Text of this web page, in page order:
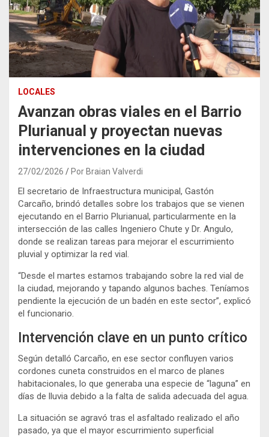
LOCALES
Avanzan obras viales en el Barrio
Plurianual y proyectan nuevas
intervenciones en la ciudad
27/02/2026 Por Braian Valverdi
El secretario de Infraestructura municipal, Gastón
Carcaño, brindó detalles sobre los trabajos que se vienen
ejecutando en el Barrio Plurianual, particularmente en la
intersección de las calles Ingeniero Chute y Dr. Angulo,
donde se realizan tareas para mejorar el escurrimiento
pluvial y optimizar la red vial.
“Desde el martes estamos trabajando sobre la red vial de
la ciudad, mejorando y tapando algunos baches. Teníamos
pendiente la ejecución de un badén en este sector”, explicó
el funcionario.
Intervención clave en un punto crítico
Según detalló Carcaño, en ese sector confluyen varios
cordones cuneta construidos en el marco de planes
habitacionales, lo que generaba una especie de “laguna” en
días de lluvia debido a la falta de salida adecuada del agua.
La situación se agravó tras el asfaltado realizado el año
pasado, ya que el mayor escurrimiento superficial